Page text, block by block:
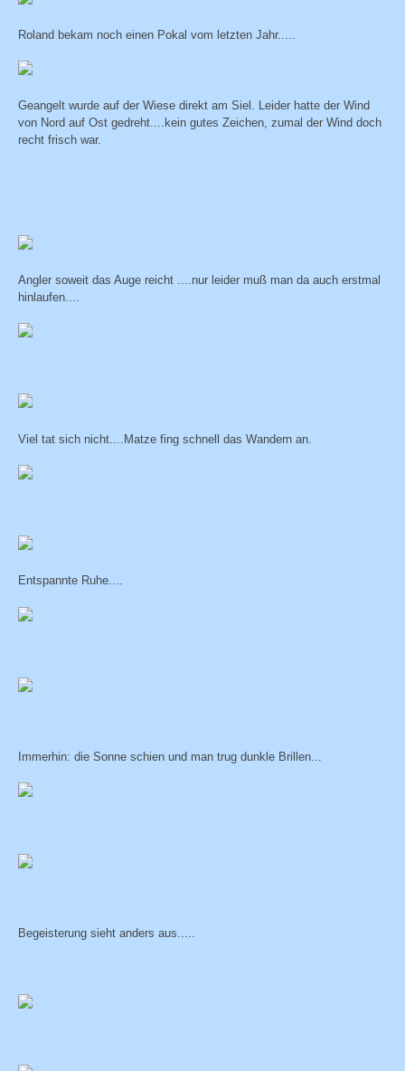
Roland bekam noch einen Pokal vom letzten Jahr.....
Geangelt wurde auf der Wiese direkt am Siel. Leider hatte der Wind
von Nord auf Ost gedreht....kein gutes Zeichen, zumal der Wind doch
recht frisch war.
Angler soweit das Auge reicht ....nur leider muß man da auch erstmal
hinlaufen....
Viel tat sich nicht....Matze fing schnell das Wandern an.
Entspannte Ruhe....
Immerhin: die Sonne schien und man trug dunkle Brillen...
Begeisterung sieht anders aus.....